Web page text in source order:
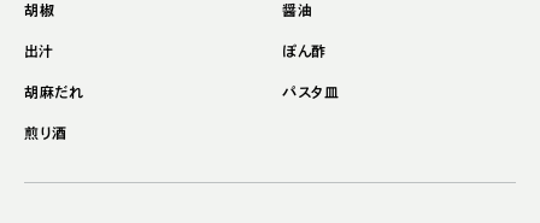
胡椒 醤油
出汁 ぽん酢
胡麻だれ パスタ皿
煎り酒